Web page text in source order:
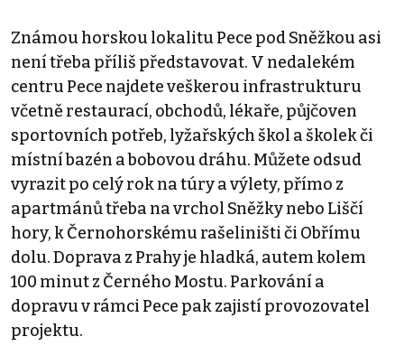
Známou horskou lokalitu Pece pod Sněžkou asi
není třeba příliš představovat. V nedalekém
centru Pece najdete veškerou infrastrukturu
včetně restaurací, obchodů, lékaře, půjčoven
sportovních potřeb, lyžařských škol a školek či
místní bazén a bobovou dráhu. Můžete odsud
vyrazit po celý rok na túry a výlety, přímo z
apartmánů třeba na vrchol Sněžky nebo Liščí
hory, k Černohorskému rašeliništi či Obřímu
dolu. Doprava z Prahy je hladká, autem kolem
100 minut z Černého Mostu. Parkování a
dopravu v rámci Pece pak zajistí provozovatel
projektu.